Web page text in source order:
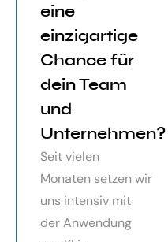
eine
einzigartige
Chance für
dein Team
und
Unternehmen?
Seit vielen
Monaten setzen wir
uns intensiv mit
der Anwendung
von
sehr
Der KI Manager
mich sehr
toller Überblick
über alles, was
mit kleinem
Ausblick.
Auf alle Fragen